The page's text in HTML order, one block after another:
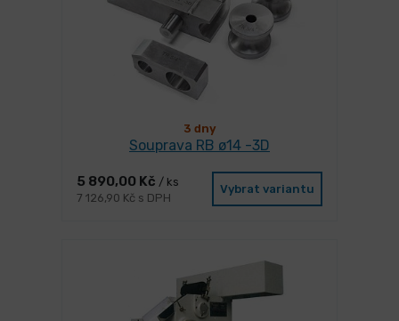
3 dny
Souprava RB ø14 -3D
5 890,00 Kč / ks
7 126,90 Kč s DPH
Vybrat variantu